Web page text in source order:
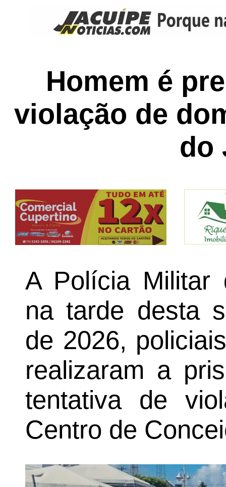
Homem é
violação de
do
A Polícia Militar
na tarde desta
de 2026,
realizaram a
tentativa de
Centro de